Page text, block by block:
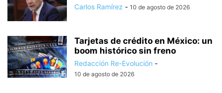
Carlos Ramírez - 10 de agosto de 2026
Tarjetas de crédito en México: un
boom histórico sin freno
Redacción Re-Evolución -
10 de agosto de 2026